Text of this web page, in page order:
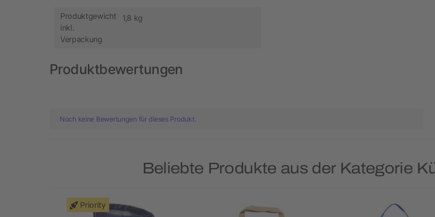
Produktgewicht
inkl.
Verpackung
1,8 kg
Produktbewertungen
Noch keine Bewertungen für dieses Produkt.
Beliebte Produkte aus der Kategorie
Priority